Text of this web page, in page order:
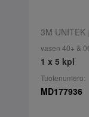
3M UNITEK|
vasen 40+ &
1 x 5 kpl
Tuotenumero:
MD177936